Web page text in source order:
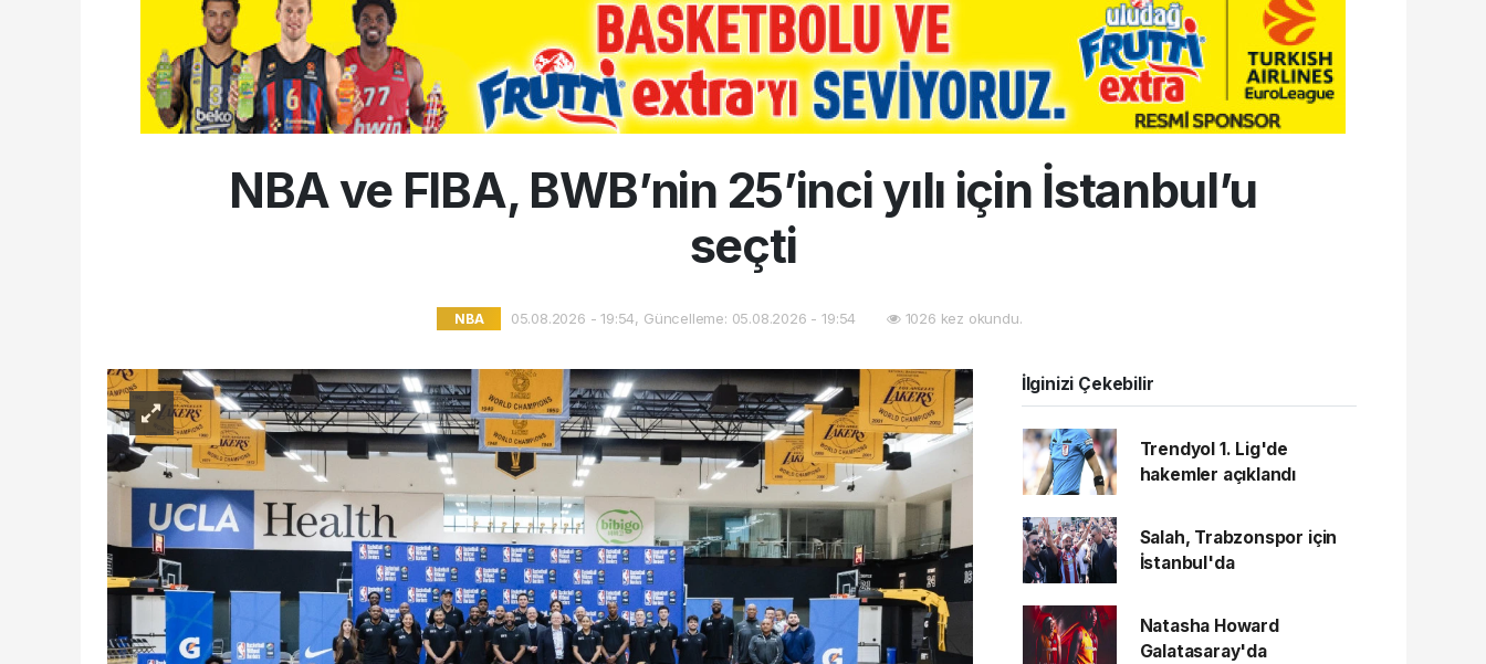
NBA ve FIBA, BWB’nin 25’inci yılı için İstanbul’u
seçti
NBA 05.08.2026 - 19:54, Güncelleme: 05.08.2026 - 19:54 1026 kez okundu.
İlginizi Çekebilir
Trendyol 1. Lig'de
hakemler açıklandı
Salah, Trabzonspor için
İstanbul'da
Natasha Howard
Galatasaray'da